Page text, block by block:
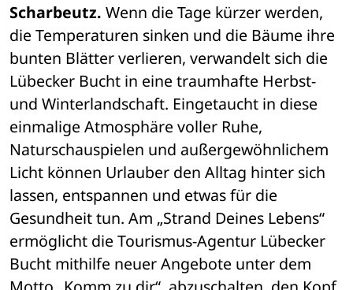
Scharbeutz. Wenn die Tage kürzer werden,
die Temperaturen sinken und die Bäume ihre
bunten Blätter verlieren, verwandelt sich die
Lübecker Bucht in eine traumhafte Herbst-
und Winterlandschaft. Eingetaucht in diese
einmalige Atmosphäre voller Ruhe,
Naturschauspielen und außergewöhnlichem
Licht können Urlauber den Alltag hinter sich
lassen, entspannen und etwas für die
Gesundheit tun. Am „Strand Deines Lebens“
ermöglicht die Tourismus-Agentur Lübecker
Bucht mithilfe neuer Angebote unter dem